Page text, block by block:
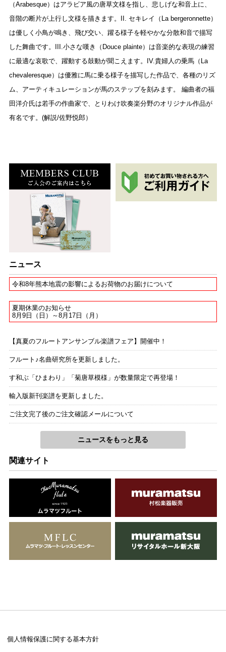
（Arabesque）はアラビア風の唐草文様を指し、悲しげな和音上に、
音階の断片が上行し文様を描きます。II. セキレイ（La bergeronnette）
は優しく小鳥が鳴き、飛び交い、躍る様子を軽やかな分散和音で描写
した舞曲です。III.小さな嘆き（Douce plainte）は音楽的な表現の練習
に最適な哀歌で、躍動する鼓動が聞こえます。IV.貴婦人の乗馬（La
chevaleresque）は優雅に馬に乗る様子を描写した作品で、各種のリズ
ム、アーティキュレーションが馬のステップを刻みます。 編曲者の福
田洋介氏は若手の作曲家で、とりわけ吹奏楽分野のオリジナル作品が
有名です。(解説/佐野悦郎）
ニュース
令和8年熊本地震の影響によるお荷物のお届けについて
夏期休業のお知らせ
8月9日（日）～8月17日（月）
【真夏のフルートアンサンブル楽譜フェア】開催中！
フルート♪名曲研究所を更新しました。
す和ぶ「ひまわり」「菊唐草模様」が数量限定で再登場！
輸入版新刊楽譜を更新しました。
ご注文完了後のご注文確認メールについて
ニュースをもっと見る
関連サイト
個人情報保護に関する基本方針